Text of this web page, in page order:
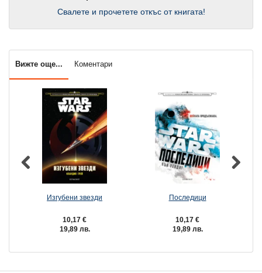
Свалете и прочетете откъс от книгата!
Вижте още... Коментари
Изгубени звезди
10,17 €
19,89 лв.
Последици
10,17 €
19,89 лв.